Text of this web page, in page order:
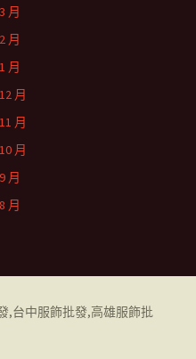
月
月
月
月
月
月
月
月
,台中服飾批發,高雄服飾批